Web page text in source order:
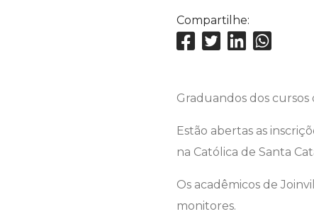
Compartilhe:
Graduandos dos
Estão abertas as
na Católica de Santa
Os acadêmicos de
monitores.